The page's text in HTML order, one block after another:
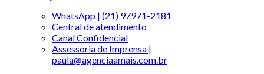
WhatsApp | (21) 97971-2181
Central de atendimento
Canal Confidencial
Assessoria de Imprensa |
paula@agenciaamais.com.br